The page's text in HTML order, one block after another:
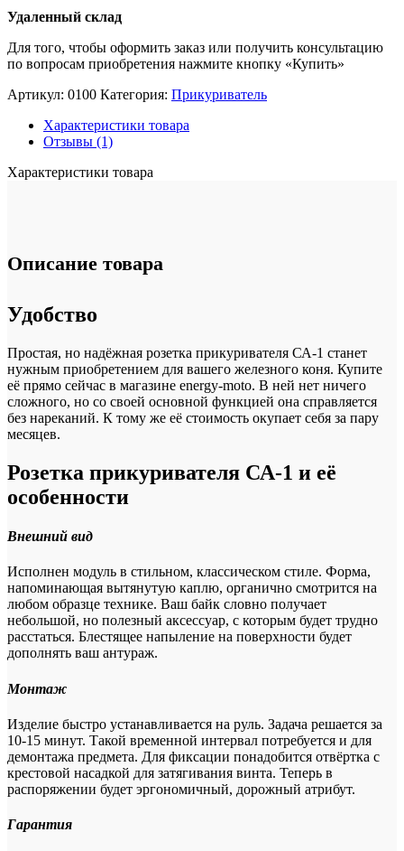
Удаленный склад
Для того, чтобы оформить заказ или получить консультацию
по вопросам приобретения нажмите кнопку «Купить»
Артикул: 0100 Категория: Прикуриватель
Характеристики товара
Отзывы (1)
Характеристики товара
Описание товара
Удобство
Простая, но надёжная розетка прикуривателя СА-1 станет
нужным приобретением для вашего железного коня. Купите
её прямо сейчас в магазине energy-moto. В ней нет ничего
сложного, но со своей основной функцией она справляется
без нареканий. К тому же её стоимость окупает себя за пару
месяцев.
Розетка прикуривателя СА-1 и её
особенности
Внешний вид
Исполнен модуль в стильном, классическом стиле. Форма,
напоминающая вытянутую каплю, органично смотрится на
любом образце технике. Ваш байк словно получает
небольшой, но полезный аксессуар, с которым будет трудно
расстаться. Блестящее напыление на поверхности будет
дополнять ваш антураж.
Монтаж
Изделие быстро устанавливается на руль. Задача решается за
10-15 минут. Такой временной интервал потребуется и для
демонтажа предмета. Для фиксации понадобится отвёртка с
крестовой насадкой для затягивания винта. Теперь в
распоряжении будет эргономичный, дорожный атрибут.
Гарантия